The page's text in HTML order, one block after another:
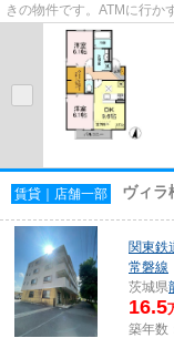
きの物件です。ATMに行か
観タイル張りは、アパート
賃貸｜店舗一部 ヴィラ
関東鉄
常磐線
茨城県
16.5
築年数